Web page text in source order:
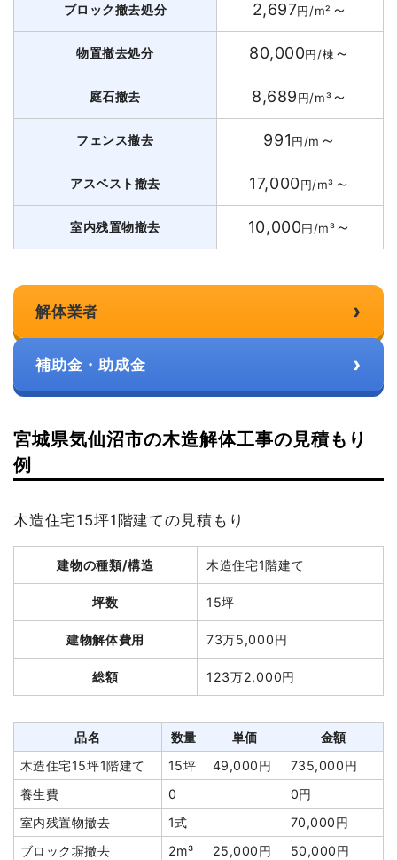
ブロック撤去処分 2,697円/m² ～
物置撤去処分 80,000円/棟～
庭石撤去 8,689円/m³～
フェンス撤去 991円/m ～
アスベスト撤去 17,000円/m³ ～
室内残置物撤去 10,000円/m³～
解体業者 ›
補助金・助成金 ›
宮城県気仙沼市の木造解体工事の見積もり
例
木造住宅15坪1階建ての見積もり
建物の種類/構造 木造住宅1階建て
坪数 15坪
建物解体費用 73万5,000円
総額 123万2,000円
品名 数量 単価
金額
木造住宅15坪1階建て
15坪 49,000円
735,000円
養生費
0
0円
室内残置物撤去
1式
70,000円
ブロック塀撤去
2m³ 25,000円
50,000円